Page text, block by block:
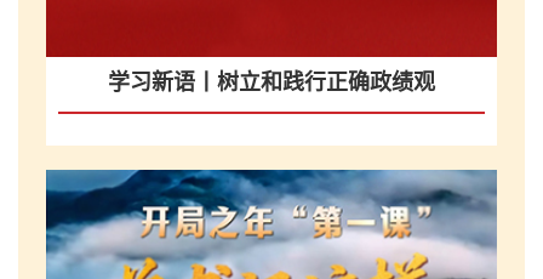
学习新语丨树立和践行正确政绩观